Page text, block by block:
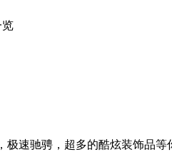
览
速驰骋，超多的酷炫装饰品